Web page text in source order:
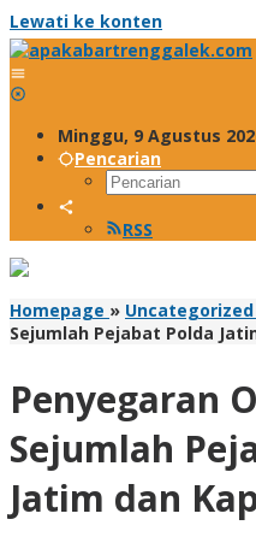
Lewati ke konten
Minggu, 9 Agustus
Pencarian
RSS
Homepage » Uncategorized
Sejumlah Pejabat Polda
Penyegaran
Sejumlah
Jatim dan